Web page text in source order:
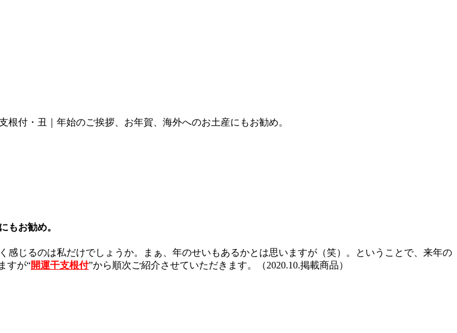
根付・丑｜年始のご挨拶、お年賀、海外へのお土産にもお勧め。
もお勧め。
じるのは私だけでしょうか。まぁ、年のせいもあるかとは思いますが（笑）。ということで、来年の
すが“開運干支根付”から順次ご紹介させていただきます。（2020.10.掲載商品）